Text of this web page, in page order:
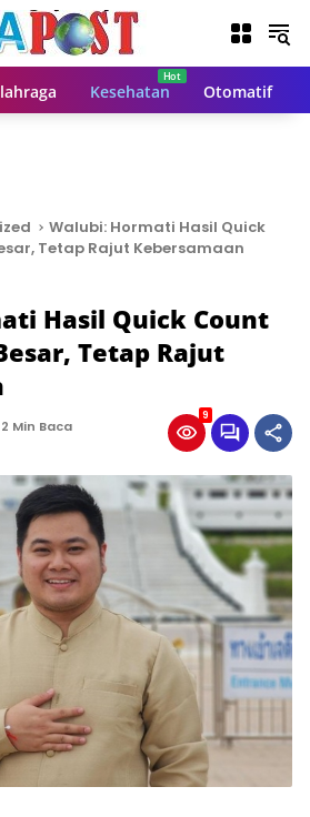
Kesehatan Otomatif
Walubi: Hormati Hasil Quick
Tetap Rajut Kebersamaan
Hasil Quick Count
Tetap Rajut
2 Min Baca
9